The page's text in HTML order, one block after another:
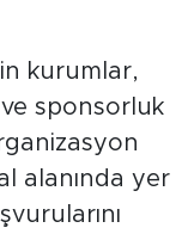
kurumlar,
sponsorluk
alanında yer